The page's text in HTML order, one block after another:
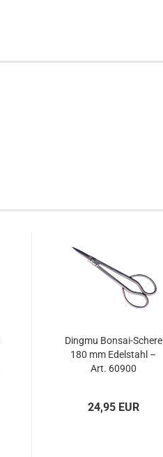
Dingmu Bonsai-Schere
180 mm Edelstahl –
Art. 60900
24,95 EUR